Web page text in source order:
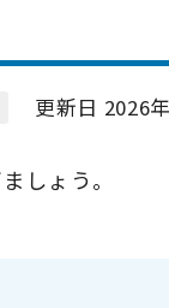
更新日 2026
しょう。